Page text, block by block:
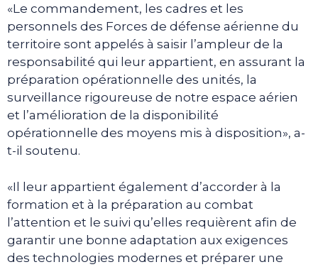
«Le commandement, les cadres et les
personnels des Forces de défense aérienne du
territoire sont appelés à saisir l’ampleur de la
responsabilité qui leur appartient, en assurant la
préparation opérationnelle des unités, la
surveillance rigoureuse de notre espace aérien
et l’amélioration de la disponibilité
opérationnelle des moyens mis à disposition», a-
t-il soutenu.
«Il leur appartient également d’accorder à la
formation et à la préparation au combat
l’attention et le suivi qu’elles requièrent afin de
garantir une bonne adaptation aux exigences
des technologies modernes et préparer une